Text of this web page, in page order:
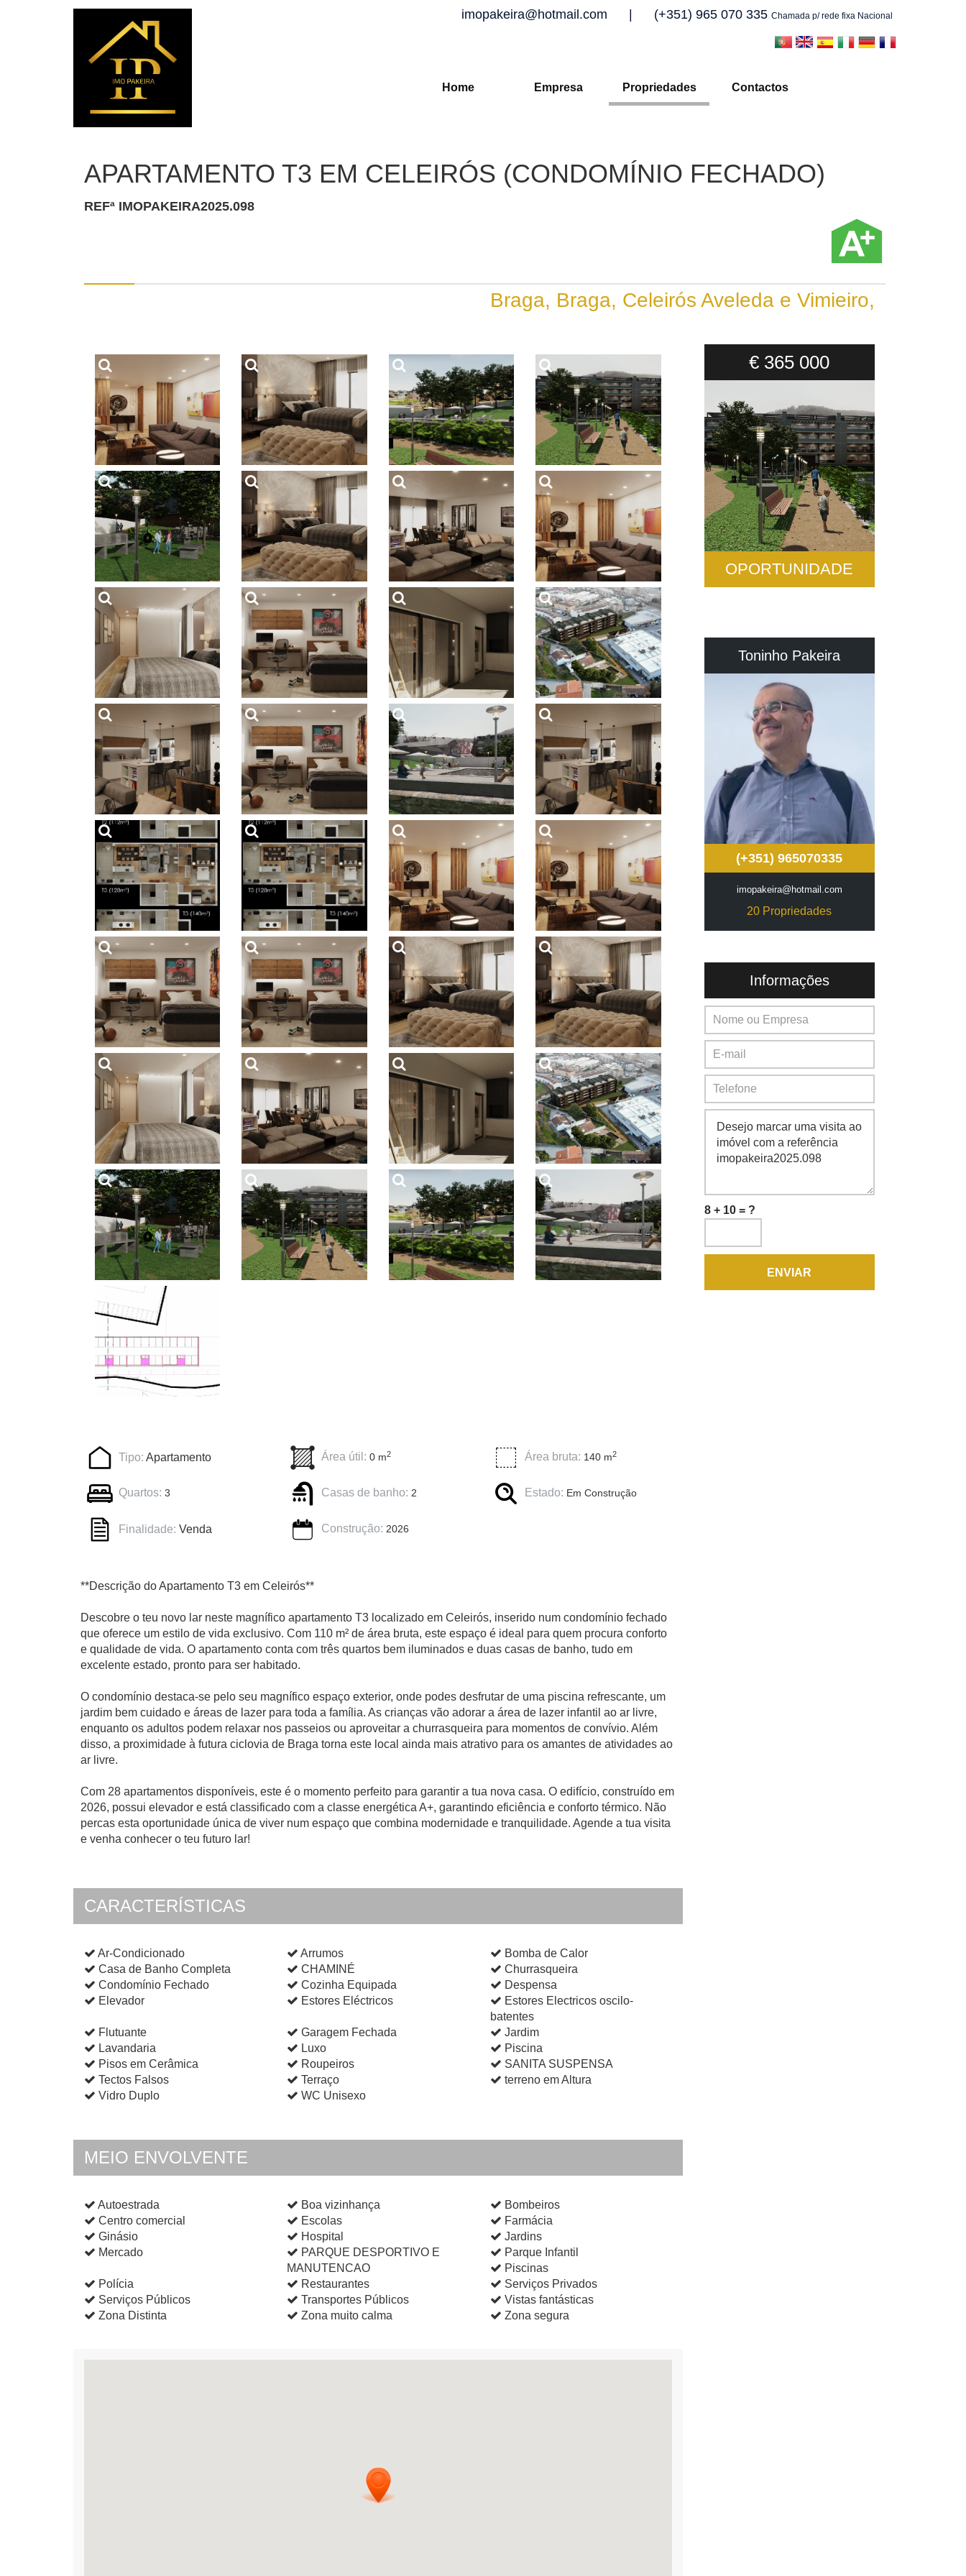
imopakeira@hotmail.com (+351) 965 070 335 Chamada p/ rede fixa Nacional
Home Empresa Propriedades Contactos
APARTAMENTO T3 EM CELEIRÓS (CONDOMÍNIO FECHADO)
REFª IMOPAKEIRA2025.098
Braga, Braga, Celeirós Aveleda e Vimieiro,
Tipo: Apartamento Área útil: 0 m2 Área bruta: 140 m2
Quartos: 3 Casas de banho: 2 Estado: Em Construção
Finalidade: Venda Construção: 2026
**Descrição do Apartamento T3 em Celeirós**
Descobre o teu novo lar neste magnífico apartamento T3 localizado em Celeirós, inserido num condomínio fechado
que oferece um estilo de vida exclusivo. Com 110 m² de área bruta, este espaço é ideal para quem procura conforto
e qualidade de vida. O apartamento conta com três quartos bem iluminados e duas casas de banho, tudo em
excelente estado, pronto para ser habitado.
O condomínio destaca-se pelo seu magnífico espaço exterior, onde podes desfrutar de uma piscina refrescante, um
jardim bem cuidado e áreas de lazer para toda a família. As crianças vão adorar a área de lazer infantil ao ar livre,
enquanto os adultos podem relaxar nos passeios ou aproveitar a churrasqueira para momentos de convívio. Além
disso, a proximidade à futura ciclovia de Braga torna este local ainda mais atrativo para os amantes de atividades ao
ar livre.
Com 28 apartamentos disponíveis, este é o momento perfeito para garantir a tua nova casa. O edifício, construído em
2026, possui elevador e está classificado com a classe energética A+, garantindo eficiência e conforto térmico. Não
percas esta oportunidade única de viver num espaço que combina modernidade e tranquilidade. Agende a tua visita
e venha conhecer o teu futuro lar!
CARACTERÍSTICAS
Ar-Condicionado Arrumos
Bomba de Calor
Casa de Banho Completa
CHAMINÉ
Churrasqueira
Condomínio Fechado
Cozinha Equipada
Despensa
Elevador
Estores Eléctricos
Estores Electricos oscilo-
batentes
Flutuante
Garagem Fechada
Jardim
Lavandaria
Luxo
Piscina
Pisos em Cerâmica
Roupeiros
SANITA SUSPENSA
Tectos Falsos
Terraço
terreno em Altura
Vidro Duplo
WC Unisexo
MEIO ENVOLVENTE
Autoestrada Boa vizinhança
Bombeiros
Centro comercial
Escolas
Farmácia
Ginásio
Hospital
Jardins
Mercado
PARQUE DESPORTIVO E
MANUTENCAO
Parque Infantil
Piscinas
Polícia
Restaurantes
Serviços Privados
Serviços Públicos
Transportes Públicos
Vistas fantásticas
Zona Distinta
Zona muito calma Zona segura
€ 365 000
OPORTUNIDADE
Toninho Pakeira
(+351) 965070335
imopakeira@hotmail.com
20 Propriedades
Informações
8 + 10 = ?